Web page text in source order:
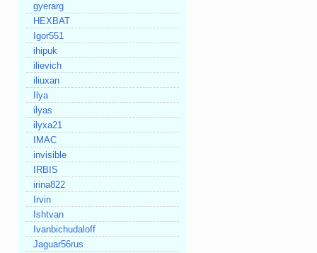
gyerarg
HEXBAT
Igor551
ihipuk
ilievich
iliuxan
Ilya
ilyas
ilyxa21
IMAC
invisible
IRBIS
irina822
Irvin
Ishtvan
Ivanbichudaloff
Jaguar56rus